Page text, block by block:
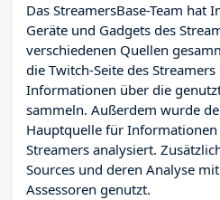
Das StreamersBase-Team hat
Geräte und Gadgets des
verschiedenen Quellen
die Twitch-Seite des Streamers
Informationen über die
sammeln. Außerdem wurde
Hauptquelle für Informationen
Streamers analysiert.
Sources und deren Analyse
Assessoren genutzt.